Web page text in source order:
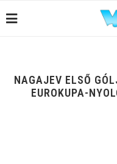
NAGAJEV ELSŐ
EUROKUPA-